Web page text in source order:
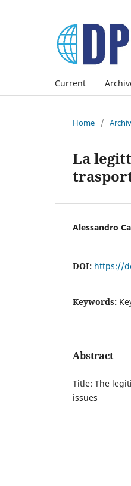
Current
Home /
La
Alessandro
DOI: https://
Keywords:
Abstract
Title: The
issues